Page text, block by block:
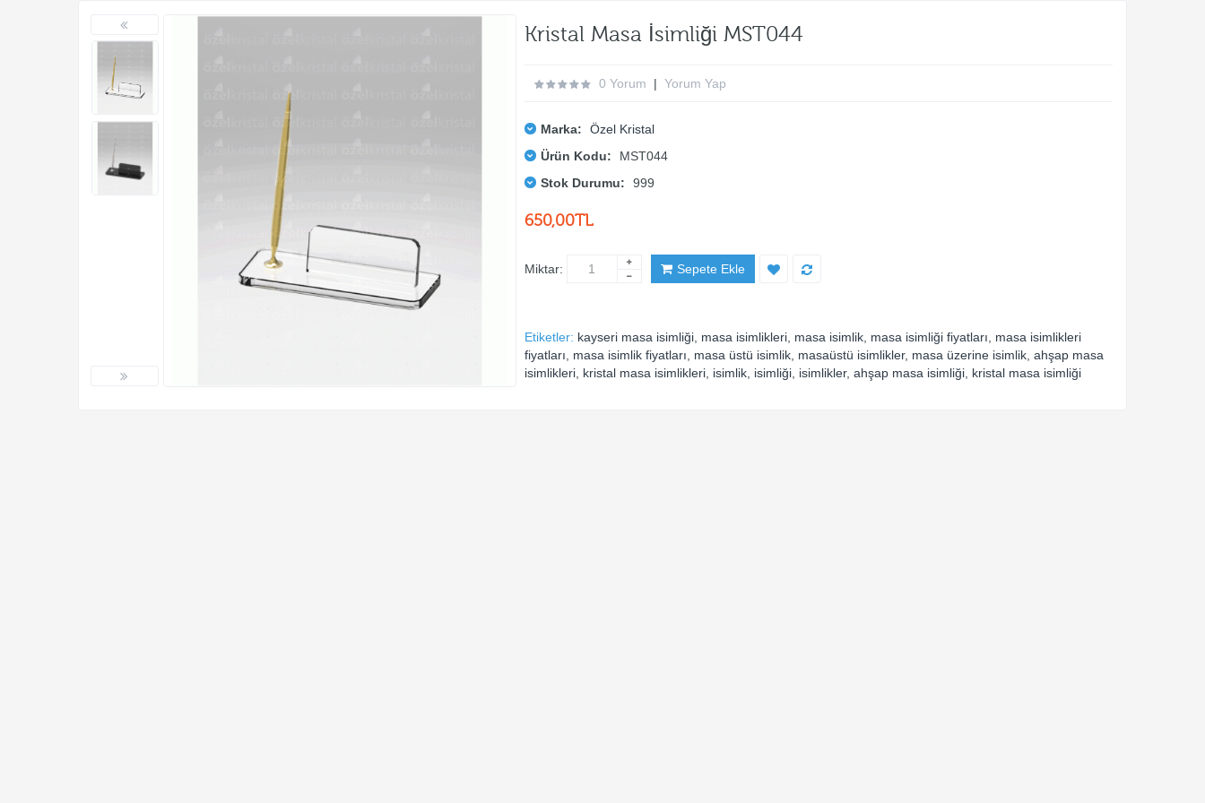
Kristal Masa İsimliği MST044
0 Yorum | Yorum Yap
Marka:
Özel Kristal
Ürün Kodu:
MST044
Stok Durumu:
999
650,00TL
Miktar: Sepete Ekle
Etiketler: kayseri masa isimliği, masa isimlikleri, masa isimlik, masa isimliği fiyatları
masa isimlikleri
fiyatları
masa isimlik fiyatları masa üstü isimlik, masaüstü isimlikler, masa üzerine isimlik, ahşap masa
isimlikleri, kristal masa isimlikleri, isimlik, isimliği, isimlikler, ahşap masa isimliği, kristal masa isimliği